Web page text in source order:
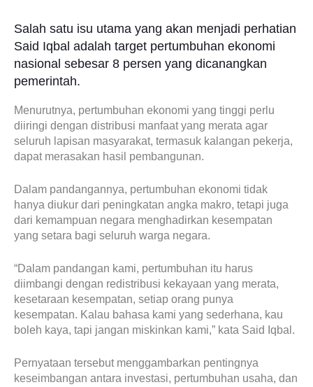
Salah satu isu utama yang akan menjadi perhatian
Said Iqbal adalah target pertumbuhan ekonomi
nasional sebesar 8 persen yang dicanangkan
pemerintah.
Menurutnya, pertumbuhan ekonomi yang tinggi perlu
diiringi dengan distribusi manfaat yang merata agar
seluruh lapisan masyarakat, termasuk kalangan pekerja,
dapat merasakan hasil pembangunan.
Dalam pandangannya, pertumbuhan ekonomi tidak
hanya diukur dari peningkatan angka makro, tetapi juga
dari kemampuan negara menghadirkan kesempatan
yang setara bagi seluruh warga negara.
“Dalam pandangan kami, pertumbuhan itu harus
diimbangi dengan redistribusi kekayaan yang merata,
kesetaraan kesempatan, setiap orang punya
kesempatan. Kalau bahasa kami yang sederhana, kau
boleh kaya, tapi jangan miskinkan kami,” kata Said Iqbal.
Pernyataan tersebut menggambarkan pentingnya
keseimbangan antara investasi, pertumbuhan usaha, dan